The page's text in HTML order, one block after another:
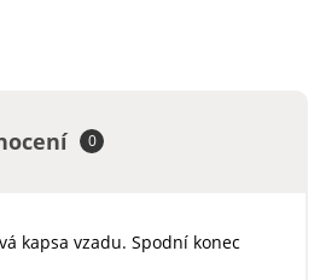
0
kapsa vzadu. Spodní konec